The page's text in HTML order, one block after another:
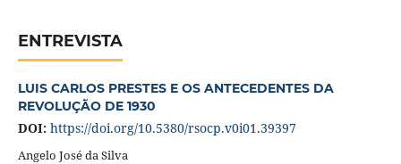
ENTREVISTA
LUIS CARLOS PRESTES E OS ANTECEDENTES DA
REVOLUÇÃO DE 1930
DOI: https://doi.org/10.5380/rsocp.v0i01.39397
Angelo José da Silva